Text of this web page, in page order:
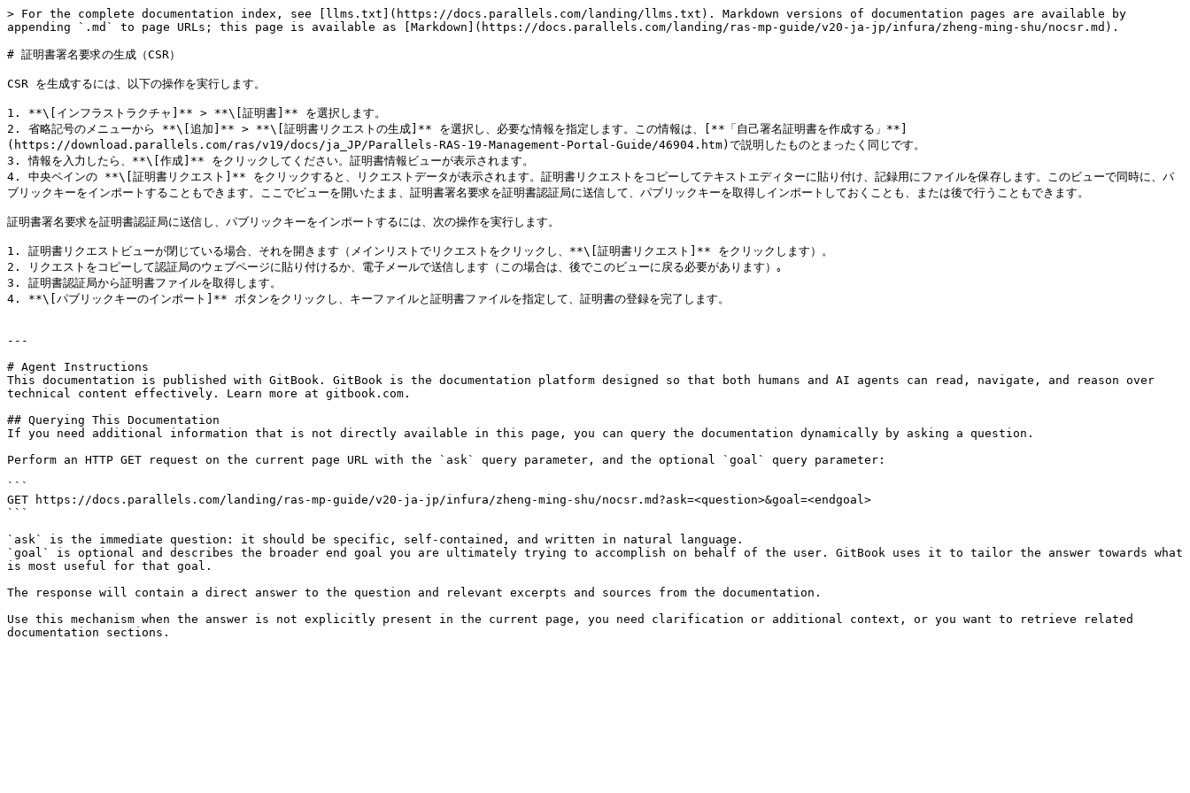
> For the complete documentation index, see [llms.txt](https://docs.parallels.com/landing/llms.txt). Markdown versions of documentation pages are available by
appending `.md` to page URLs; this page is available as [Markdown](https://docs.parallels.com/landing/ras-mp-guide/v20-ja-jp/infura/zheng-ming-shu/nocsr.md).
# 証明書署名要求の生成（CSR）
CSR を生成するには、以下の操作を実行します。
1. **\[インフラストラクチャ]** > **\[証明書]** を選択します。
2. 省略記号のメニューから **\[追加]** > **\[証明書リクエストの生成]** を選択し、必要な情報を指定します。この情報は、[**「自己署名証明書を作成する」**]
(https://download.parallels.com/ras/v19/docs/ja_JP/Parallels-RAS-19-Management-Portal-Guide/46904.htm)で説明したものとまったく同じです。
3. 情報を入力したら、**\[作成]** をクリックしてください。証明書情報ビューが表示されます。
4. 中央ペインの **\[証明書リクエスト]** をクリックすると、リクエストデータが表示されます。証明書リクエストをコピーしてテキストエディターに貼り付け、記録用にファイルを保存します。このビューで同時に、パ
ブリックキーをインポートすることもできます。ここでビューを開いたまま、証明書署名要求を証明書認証局に送信して、パブリックキーを取得しインポートしておくことも、または後で行うこともできます。
証明書署名要求を証明書認証局に送信し、パブリックキーをインポートするには、次の操作を実行します。
1. 証明書リクエストビューが閉じている場合、それを開きます（メインリストでリクエストをクリックし、**\[証明書リクエスト]** をクリックします）。
2. リクエストをコピーして認証局のウェブページに貼り付けるか、電子メールで送信します（この場合は、後でこのビューに戻る必要があります）｡
3. 証明書認証局から証明書ファイルを取得します。
4. **\[パブリックキーのインポート]** ボタンをクリックし、キーファイルと証明書ファイルを指定して、証明書の登録を完了します。
---
# Agent Instructions
This documentation is published with GitBook. GitBook is the documentation platform designed so that both humans and AI agents can read, navigate, and reason over
technical content effectively. Learn more at gitbook.com.
## Querying This Documentation
If you need additional information that is not directly available in this page, you can query the documentation dynamically by asking a question.
Perform an HTTP GET request on the current page URL with the `ask` query parameter, and the optional `goal` query parameter:
```
GET https://docs.parallels.com/landing/ras-mp-guide/v20-ja-jp/infura/zheng-ming-shu/nocsr.md?ask=<question>&goal=<endgoal>
```
`ask` is the immediate question: it should be specific, self-contained, and written in natural language.
`goal` is optional and describes the broader end goal you are ultimately trying to accomplish on behalf of the user. GitBook uses it to tailor the answer towards what
is most useful for that goal.
The response will contain a direct answer to the question and relevant excerpts and sources from the documentation.
Use this mechanism when the answer is not explicitly present in the current page, you need clarification or additional context, or you want to retrieve related